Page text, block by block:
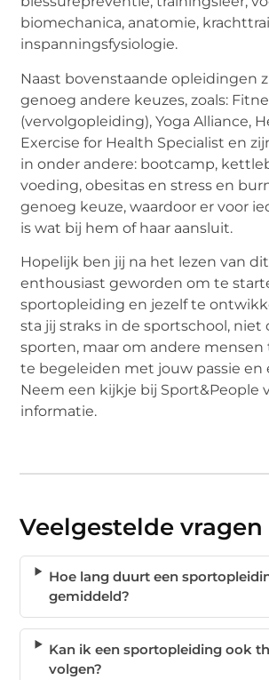
biomechanica, anatomie,
inspanningsfysiologie.
Naast bovenstaande opleidingen
genoeg andere keuzes, zoals:
(vervolgopleiding), Yoga Alliance,
Exercise for Health Specialist en
in onder andere: bootcamp,
voeding, obesitas en stress en
genoeg keuze, waardoor er voor
is wat bij hem of haar aansluit.
Hopelijk ben jij na het lezen van
enthousiast geworden om te
sportopleiding en jezelf te
sta jij straks in de sportschool, niet
sporten, maar om andere
te begeleiden met jouw passie en
Neem een kijkje bij Sport&People
informatie.
Veelgestelde vragen
Hoe lang duurt een
gemiddeld?
Kan ik een sportopleiding ook
volgen?